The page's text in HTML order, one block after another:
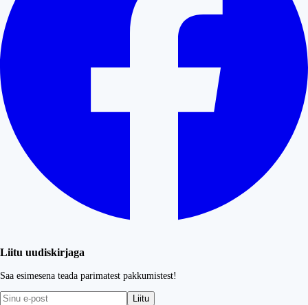
Liitu uudiskirjaga
Saa esimesena teada parimatest pakkumistest!
Liitu